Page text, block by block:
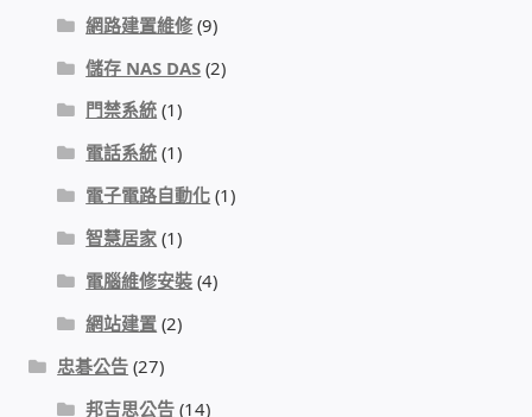
mOA雲考勤 指紋、卡片、手機APP GPS打卡
智慧櫃
電子鎖 凱特安Kwikset
電子模組電路模塊
門禁安全控制 工具 軟體 手冊
網路建置維修 (9)
儲存 NAS DAS (2)
門禁系統 (1)
電話系統 (1)
電子電路自動化 (1)
智慧居家 (1)
電腦維修安裝 (4)
網站建置 (2)
忠碁公告 (27)
邦吉思公告 (14)